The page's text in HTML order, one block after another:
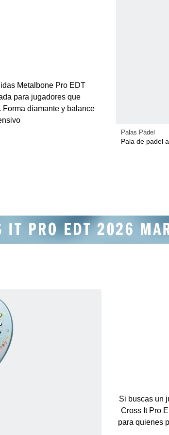
Metalbone Pro EDT
para jugadores que
diamante y balance
Palas Pádel
Pala de padel
Si buscas un
Cross It Pro
para quienes